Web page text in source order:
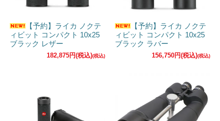
【予約】ライカ ノクテ
ィビット コンパクト 10x25
ブラック レザー
182,875円(税込)
【予約】ライカ ノクテ
ィビット コンパクト 10x25
ブラック ラバー
156,750円(税込)